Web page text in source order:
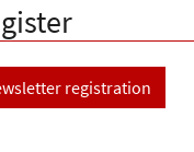
registration